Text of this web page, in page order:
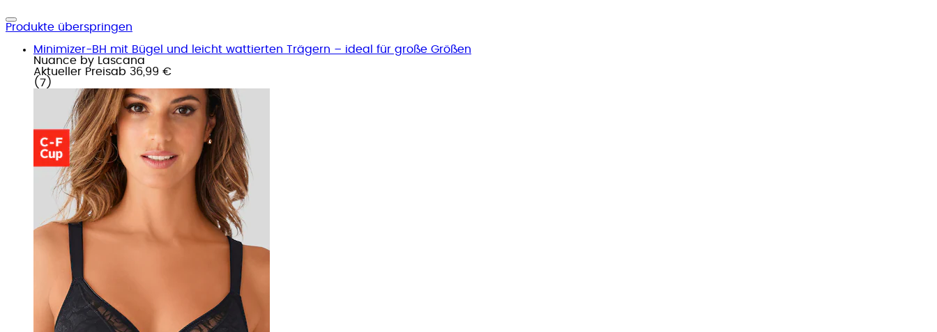
Produkte überspringen
Minimizer-BH mit Bügel und leicht wattierten Trägern – ideal für große Größen
Nuance by Lascana
Aktueller Preisab 36,99 €
( 7 )